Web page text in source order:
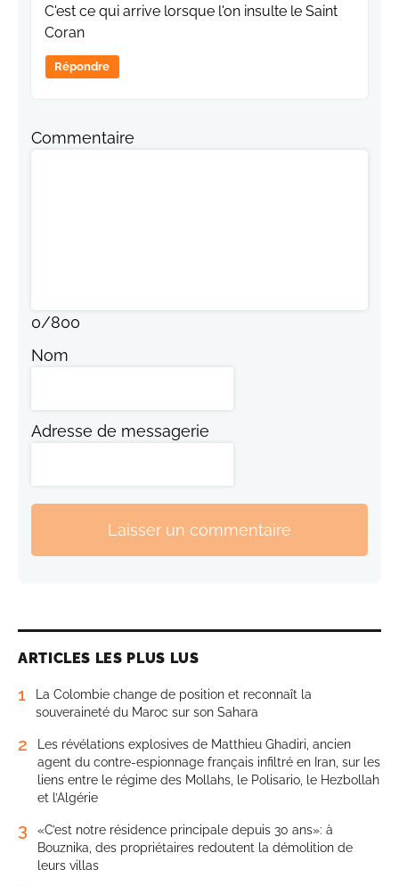
C'est ce qui arrive lorsque l'on insulte le Saint
Coran
Répondre
Commentaire
0/800
Nom
Adresse de messagerie
Laisser un commentaire
ARTICLES LES PLUS LUS
1
La Colombie change de position et reconnaît la
souveraineté du Maroc sur son Sahara
2
Les révélations explosives de Matthieu Ghadiri, ancien
agent du contre-espionnage français infiltré en Iran, sur les
liens entre le régime des Mollahs, le Polisario, le Hezbollah
et l’Algérie
3
«C’est notre résidence principale depuis 30 ans»: à
Bouznika, des propriétaires redoutent la démolition de
leurs villas